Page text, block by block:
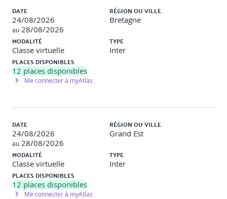
Comprendre les menaces actuelles (malwares, phishing,
ransomware, etc.)
Identifier les principales vulnérabilités techniques
Revoir les couches de défense (réseau, système, applicatif)
Intégrer la notion de sécurité dès la conception
économiques
Panorama des cadres et référentiels
Politique de sécurité vs. charte informatique
Articuler gouvernance sécurité et pilotage opérationnel
DATE
24/08/2026
au 28/08/2026
RÉGION OU VILLE
Bretagne
MODALITÉ
Classe virtuelle
TYPE
Inter
PLACES DISPONIBLES
12 places disponibles
Me connecter à myAtlas
DATE
24/08/2026
au 28/08/2026
RÉGION OU VILLE
Grand Est
MODALITÉ
Classe virtuelle
TYPE
Inter
PLACES DISPONIBLES
12 places disponibles
Me connecter à myAtlas